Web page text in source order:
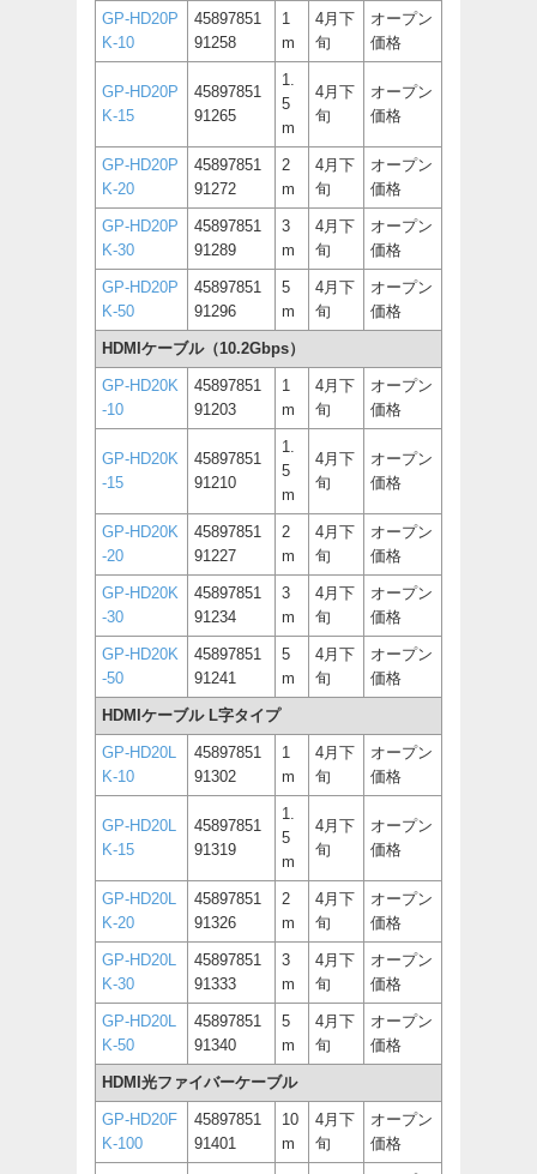
GP-HD20P
K-10
45897851
91258
1
m
4月下
旬
オープン
価格
GP-HD20P
K-15
45897851
91265
1.
5
m
4月下
旬
オープン
価格
GP-HD20P
K-20
45897851
91272
2
m
4月下
旬
オープン
価格
GP-HD20P
K-30
45897851
91289
3
m
4月下
旬
オープン
価格
GP-HD20P
K-50
45897851
91296
5
m
4月下
旬
オープン
価格
HDMIケーブル（10.2Gbps）
GP-HD20K
-10
45897851
91203
1
m
4月下
旬
オープン
価格
GP-HD20K
-15
45897851
91210
1.
5
m
4月下
旬
オープン
価格
GP-HD20K
-20
45897851
91227
2
m
4月下
旬
オープン
価格
GP-HD20K
-30
45897851
91234
3
m
4月下
旬
オープン
価格
GP-HD20K
-50
45897851
91241
5
m
4月下
旬
オープン
価格
HDMIケーブル L字タイプ
GP-HD20L
K-10
45897851
91302
1
m
4月下
旬
オープン
価格
GP-HD20L
K-15
45897851
91319
1.
5
m
4月下
旬
オープン
価格
GP-HD20L
K-20
45897851
91326
2
m
4月下
旬
オープン
価格
GP-HD20L
K-30
45897851
91333
3
m
4月下
旬
オープン
価格
GP-HD20L
K-50
45897851
91340
5
m
4月下
旬
オープン
価格
HDMI光ファイバーケーブル
GP-HD20F
K-100
45897851
91401
10
m
4月下
旬
オープン
価格